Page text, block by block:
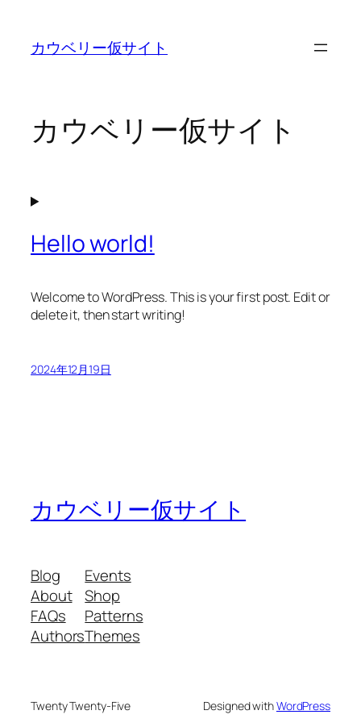
カウベリー仮サイト
カウベリー仮サイト
Hello world!
Welcome to WordPress. This is your first post. Edit or
delete it, then start writing!
2024年12月19日
カウベリー仮サイト
Blog
About
FAQs
Authors
Events
Shop
Patterns
Themes
Twenty Twenty-Five Designed withWordPress